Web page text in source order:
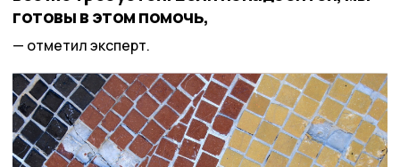
готовы в этом помочь,
отметил эксперт.